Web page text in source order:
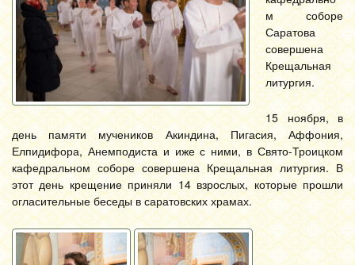
м соборе
Саратова
совершена
Крещальная
литургия.
15 ноября, в
день памяти мучеников Акиндина, Пигасия, Аффония,
Елпидифора, Анемподиста и иже с ними, в Свято-Троицком
кафедральном соборе совершена Крещальная литургия. В
этот день крещение приняли 14 взрослых, которые прошли
огласительные беседы в саратовских храмах.